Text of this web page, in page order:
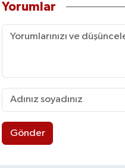
Yorumlar
Gönder